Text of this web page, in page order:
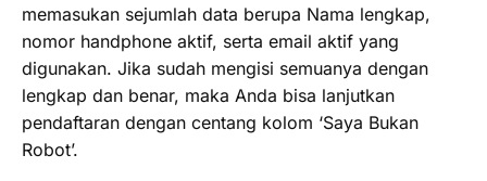
memasukan sejumlah data berupa Nama lengkap,
nomor handphone aktif, serta email aktif yang
digunakan. Jika sudah mengisi semuanya dengan
lengkap dan benar, maka Anda bisa lanjutkan
pendaftaran dengan centang kolom ‘Saya Bukan
Robot’.